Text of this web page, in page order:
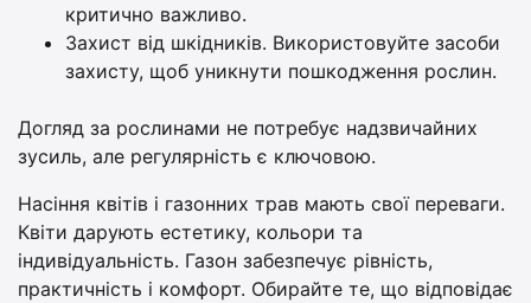
критично важливо.
Захист від шкідників. Використовуйте засоби
захисту, щоб уникнути пошкодження рослин.
Догляд за рослинами не потребує надзвичайних
зусиль, але регулярність є ключовою.
Насіння квітів і газонних трав мають свої переваги.
Квіти дарують естетику, кольори та
індивідуальність. Газон забезпечує рівність,
практичність і комфорт. Обирайте те, що відповідає